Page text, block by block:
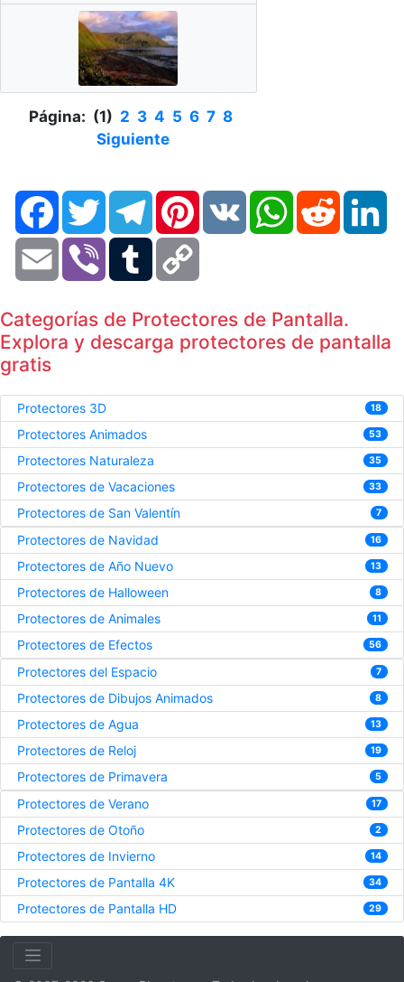
Página: (1) 2 3 4 5 6 7 8
Siguiente
FacebookTwitter TelegramPinterestVK WhatsAppReddit
Email Viber Tumblr
Categorías de Protectores de Pantalla.
Explora y descarga protectores de pantalla
gratis
Protectores 3D 18
Protectores Animados 53
Protectores Naturaleza 35
Protectores de Vacaciones 33
Protectores de San Valentín 7
Protectores de Navidad 16
Protectores de Año Nuevo 13
Protectores de Halloween 8
Protectores de Animales 11
Protectores de Efectos 56
Protectores del Espacio 7
Protectores de Dibujos Animados 8
Protectores de Agua 13
Protectores de Reloj 19
Protectores de Primavera 5
Protectores de Verano 17
Protectores de Otoño 2
Protectores de Invierno 14
Protectores de Pantalla 4K 34
Protectores de Pantalla HD 29